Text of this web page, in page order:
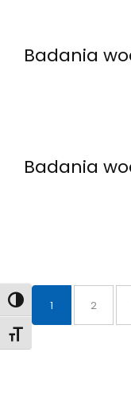
Toggle High Contrast
Toggle Font size
Badania
Badania
1 2